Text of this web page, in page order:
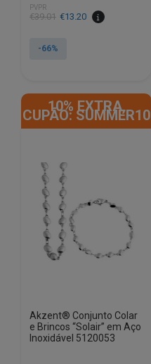
PVPR
€39.01
O
original
€13.20
O
atual
-66%
10% EXTRA,
CUPÃO: SUMMER10
Akzent® Conjunto Colar
e Brincos “Solair” em Aço
Inoxidável 5120053